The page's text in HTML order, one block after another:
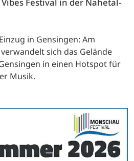
Festival in der Nahetal-
in Gensingen: Am
sich das Gelände
in einen Hotspot für
Musik.